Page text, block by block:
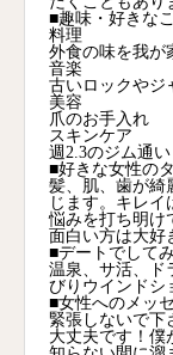
■趣味・好きな
料理
外食の味を我が
音楽
古いロックやジ
美容
爪のお手入れ
スキンケア
週2.3のジム通い
■好きな女性の
髪、肌、歯が綺
じます。キレ
悩みを打ち明け
面白い方は大
■デートでして
温泉、サ活、ド
びりウインドシ
■女性へのメッ
緊張しないで下
大丈夫です！僕